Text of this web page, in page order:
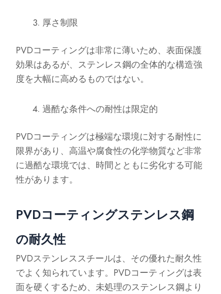
厚さ制限
PVDコーティングは非常に薄いため、表面保護
効果はあるが、ステンレス鋼の全体的な構造強
度を大幅に高めるものではない。
過酷な条件への耐性は限定的
PVDコーティングは極端な環境に対する耐性に
限界があり、高温や腐食性の化学物質など非常
に過酷な環境では、時間とともに劣化する可能
性があります。
PVDコーティングステンレス鋼
の耐久性
PVDステンレススチールは、その優れた耐久性
でよく知られています。PVDコーティングは表
面を硬くするため、未処理のステンレス鋼より